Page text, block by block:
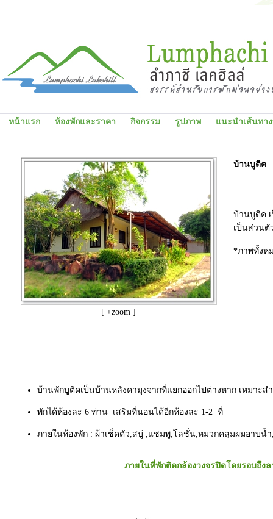
หน้าแรก ห้องพักและราคา กิจกรรม รูปภาพ แนะนำเส้นทาง
[ +zoom ]
บ้านบูติค
บ้านบูติค
เป็นส่วนตั
*ภาพทั้งห
บ้านพักบูติคเป็นบ้านหลังคามุงจากที่แยกออกไปต่างหาก เหมาะ
พักได้ห้องละ 6 ท่าน เสริมที่นอนได้อีกห้องละ 1-2 ที่
ภายในห้องพัก : ผ้าเช็ดตัว,สบู่ ,แชมพู,โลชั่น,หมวกคลุมผมอาบน้
ภายในที่พักติดกล้องวงจรปิดโดยรอบถึง